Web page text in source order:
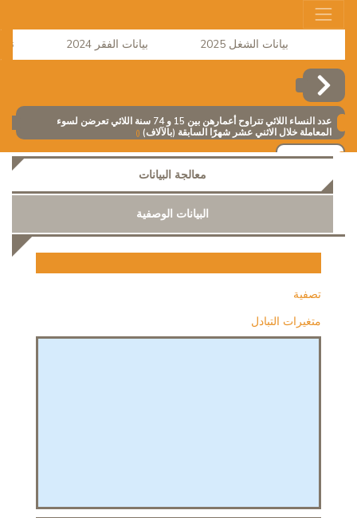
بيانات الشغل 2025 بيانات الفقر 2024 نشر
عدد النساء اللائي تتراوح أعمارهن بين 15 و 74 سنة اللائي تعرضن لسوء
المعاملة خلال الاثني عشر شهرًا السابقة (بالآلاف) ()
معالجة البيانات
البيانات الوصفية
تصفية
متغيرات التبادل